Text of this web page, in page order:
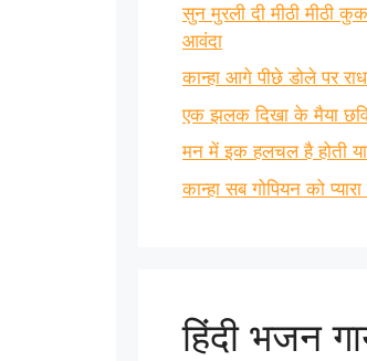
सुन मुरली दी मीठी मीठी
आवंदा
कान्हा आगे पीछे डोले पर
एक झलक दिखा के मैया छवि
मन में इक हलचल है होती
कान्हा सब गोपियन को प्यारा
हिंदी भजन